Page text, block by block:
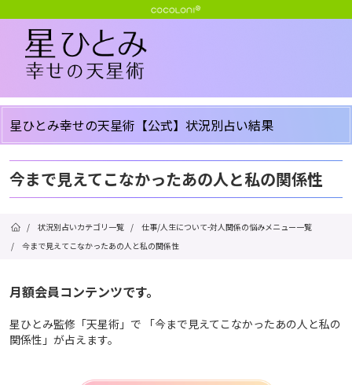
星ひとみ幸せの天星術【公式】状況別占い結果
今まで見えてこなかったあの人と私の関係性
/ 状況別占いカテゴリ一覧 /
仕事/人生について-対人関係の悩みメニュー一覧
/
今まで見えてこなかったあの人と私の関係性
月額会員コンテンツです。
星ひとみ監修「天星術」で 「今まで見えてこなかったあの人と私の
関係性」が占えます。